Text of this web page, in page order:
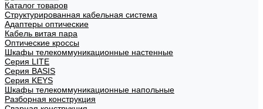
Каталог товаров
Структурированная кабельная система
Адаптеры оптические
Кабель витая пара
Оптические кроссы
Шкафы телекоммуникационные настенные
Cерия LITE
Cерия BASIS
Cерия KEYS
Шкафы телекоммуникационные напольные
Разборная конструкция